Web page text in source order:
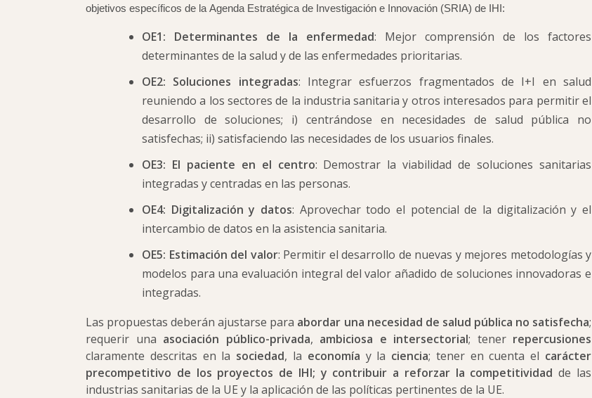
objetivos específicos de la Agenda Estratégica de Investigación e Innovación (SRIA) de IHI:
OE1: Determinantes de la enfermedad: Mejor comprensión de los factores
determinantes de la salud y de las enfermedades prioritarias.
OE2: Soluciones integradas: Integrar esfuerzos fragmentados de I+I en salud
reuniendo a los sectores de la industria sanitaria y otros interesados para permitir el
desarrollo de soluciones; i) centrándose en necesidades de salud pública no
satisfechas; ii) satisfaciendo las necesidades de los usuarios finales.
OE3: El paciente en el centro: Demostrar la viabilidad de soluciones sanitarias
integradas y centradas en las personas.
OE4: Digitalización y datos: Aprovechar todo el potencial de la digitalización y el
intercambio de datos en la asistencia sanitaria.
OE5: Estimación del valor: Permitir el desarrollo de nuevas y mejores metodologías y
modelos para una evaluación integral del valor añadido de soluciones innovadoras e
integradas.
Las propuestas deberán ajustarse para abordar una necesidad de salud pública no satisfecha;
requerir una asociación público-privada, ambiciosa e intersectorial; tener repercusiones
claramente descritas en la sociedad, la economía y la ciencia; tener en cuenta el carácter
precompetitivo de los proyectos de IHI; y contribuir a reforzar la competitividad de las
industrias sanitarias de la UE y la aplicación de las políticas pertinentes de la UE.